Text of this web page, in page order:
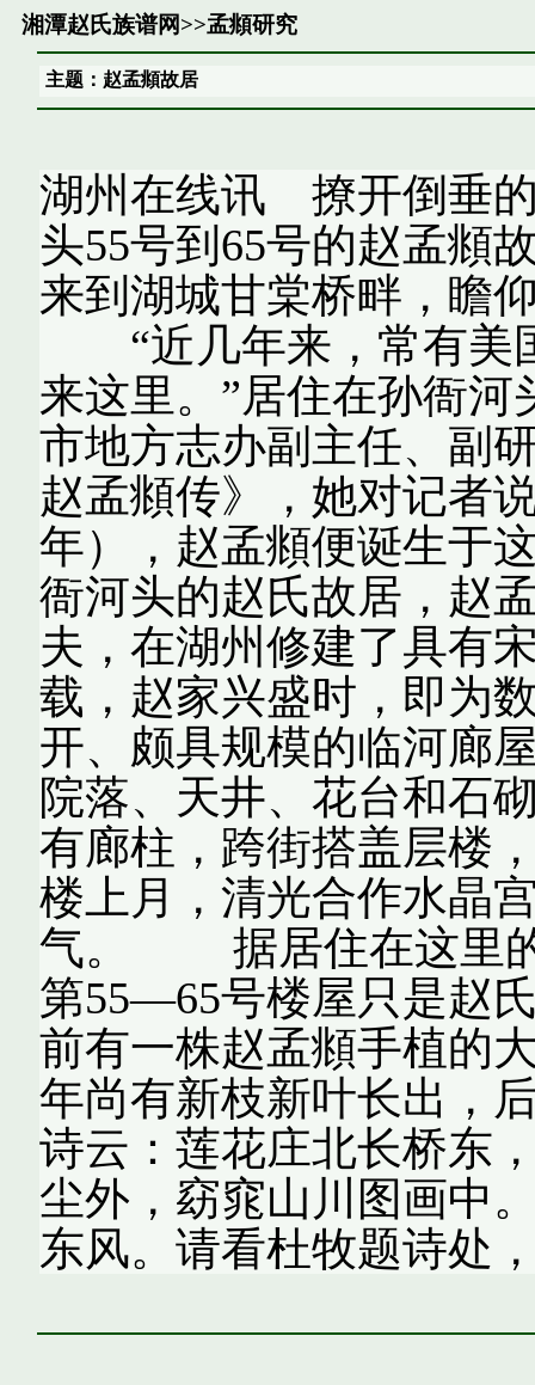
湘潭赵氏族谱网>>孟頫研究
主题：赵孟頫故居
湖州在线讯 撩开倒垂
头55号到65号的赵孟頫
来到湖城甘棠桥畔，瞻
“近几年来，常有美
来这里。”居住在孙衙
市地方志办副主任、副
赵孟頫传》，她对记者
年），赵孟頫便诞生于
衙河头的赵氏故居，赵
夫，在湖州修建了具有
载，赵家兴盛时，即为
开、颇具规模的临河廊
院落、天井、花台和石
有廊柱，跨街搭盖层楼
楼上月，清光合作水晶
气。 据居住在这里的
第55—65号楼屋只是赵
前有一株赵孟頫手植的
年尚有新枝新叶长出，
诗云：莲花庄北长桥东
尘外，窈窕山川图画中
东风。请看杜牧题诗处